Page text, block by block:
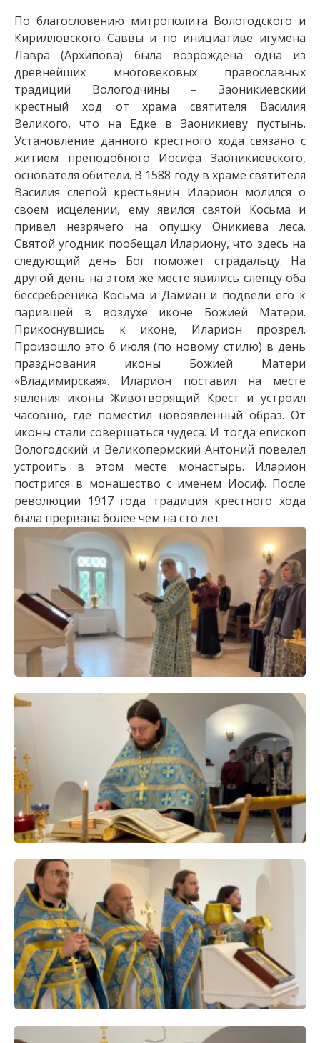
По благословению митрополита Вологодского и
Кирилловского Саввы и по инициативе игумена
Лавра (Архипова) была возрождена одна из
древнейших многовековых православных
традиций Вологодчины – Заоникиевский
крестный ход от храма святителя Василия
Великого, что на Едке в Заоникиеву пустынь.
Установление данного крестного хода связано с
житием преподобного Иосифа Заоникиевского,
основателя обители. В 1588 году в храме святителя
Василия слепой крестьянин Иларион молился о
своем исцелении, ему явился святой Косьма и
привел незрячего на опушку Оникиева леса.
Святой угодник пообещал Илариону, что здесь на
следующий день Бог поможет страдальцу. На
другой день на этом же месте явились слепцу оба
бессребреника Косьма и Дамиан и подвели его к
парившей в воздухе иконе Божией Матери.
Прикоснувшись к иконе, Иларион прозрел.
Произошло это 6 июля (по новому стилю) в день
празднования иконы Божией Матери
«Владимирская». Иларион поставил на месте
явления иконы Животворящий Крест и устроил
часовню, где поместил новоявленный образ. От
иконы стали совершаться чудеса. И тогда епископ
Вологодский и Великопермский Антоний повелел
устроить в этом месте монастырь. Иларион
постригся в монашество с именем Иосиф. После
революции 1917 года традиция крестного хода
была прервана более чем на сто лет.